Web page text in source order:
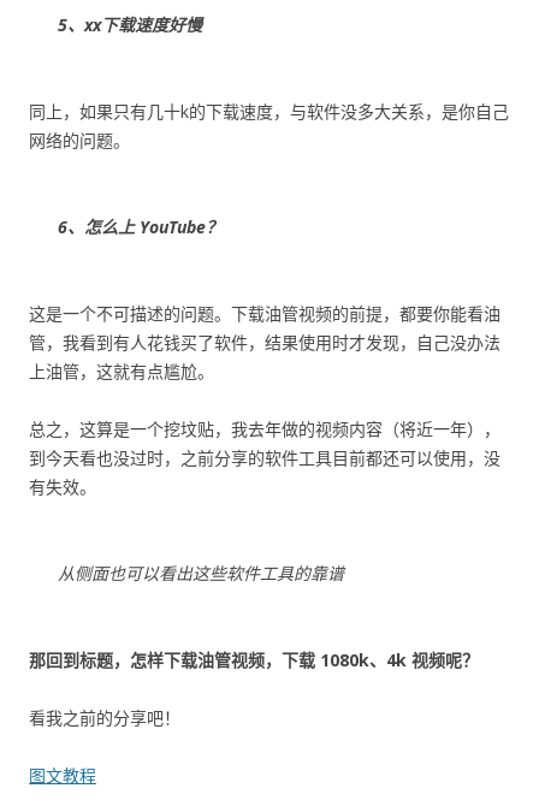
5、xx下载速度好慢
同上，如果只有几十k的下载速度，与软件没多大关系，是你自己
网络的问题。
6、怎么上 YouTube？
这是一个不可描述的问题。下载油管视频的前提，都要你能看油
管，我看到有人花钱买了软件，结果使用时才发现，自己没办法
上油管，这就有点尴尬。
总之，这算是一个挖坟贴，我去年做的视频内容（将近一年），
到今天看也没过时，之前分享的软件工具目前都还可以使用，没
有失效。
从侧面也可以看出这些软件工具的靠谱
那回到标题，怎样下载油管视频，下载 1080k、4k 视频呢？
看我之前的分享吧！
图文教程